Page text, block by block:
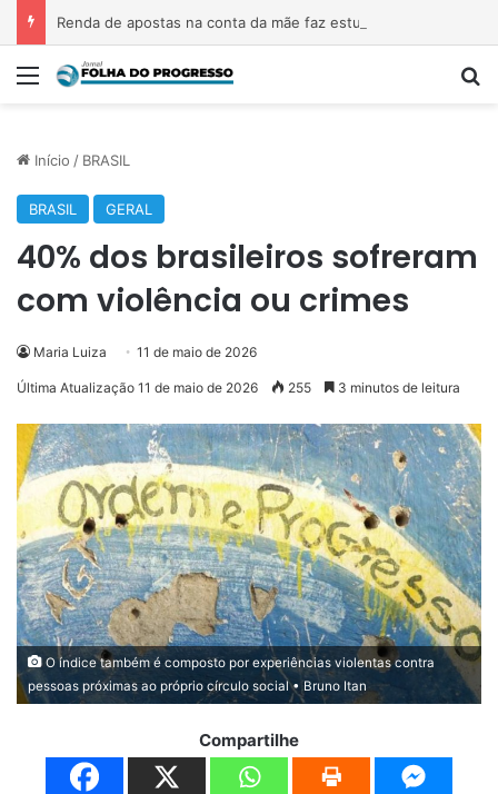
Menu
Início / BRASIL
BRASIL GERAL
40% dos brasileiros sofreram
com violência ou crimes
Maria Luiza 11 de maio de 2026
Última Atualização 11 de maio de 2026 255 3 minutos de leitura
O índice também é composto por experiências violentas contra
pessoas próximas ao próprio círculo social • Bruno Itan
Compartilhe